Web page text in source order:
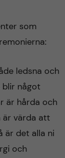
som
ledsna och
något
är hårda och
är värda att
är det alla ni
och